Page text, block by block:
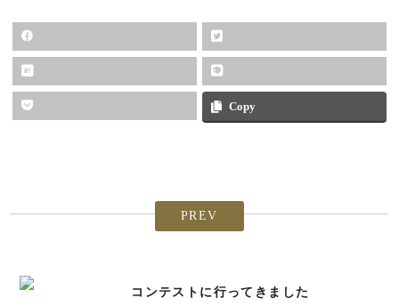
Copy
PREV
コンテストに行ってきました